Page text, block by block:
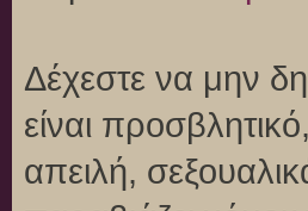
Δέχεστε να μην
είναι
απειλή,